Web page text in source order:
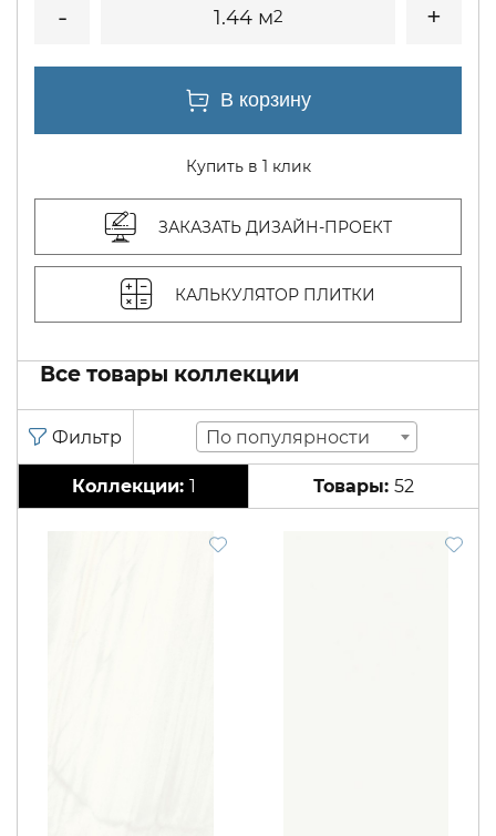
1.44 м2
Купить в 1 клик
ЗАКАЗАТЬ ДИЗАЙН-ПРОЕКТ
КАЛЬКУЛЯТОР ПЛИТКИ
Все товары коллекции
По популярности
1 52